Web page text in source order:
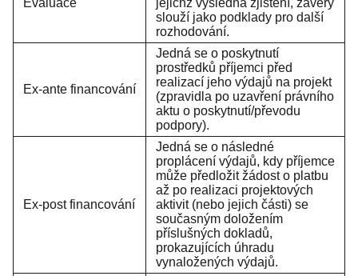
Evaluace
jejichž výsledná zjištění, závěry
slouží jako podklady pro další
rozhodování.
Ex-ante financování
Jedná se o poskytnutí
prostředků příjemci před
realizací jeho výdajů na projekt
(zpravidla po uzavření právního
aktu o poskytnutí/převodu
podpory).
Ex-post financování
Jedná se o následné
proplácení výdajů, kdy příjemce
může předložit žádost o platbu
až po realizaci projektových
aktivit (nebo jejich části) se
současným doložením
příslušných dokladů,
prokazujících úhradu
vynaložených výdajů.